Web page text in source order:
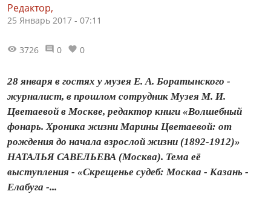
Редактор,
25 Январь 2017 - 07:11
3726 0 0
28 января в гостях у музея Е. А. Боратынского -
журналист, в прошлом сотрудник Музея М. И.
Цветаевой в Москве, редактор книги «Волшебный
фонарь. Хроника жизни Марины Цветаевой: от
рождения до начала взрослой жизни (1892-1912)»
НАТАЛЬЯ САВЕЛЬЕВА (Москва). Тема её
выступления - «Скрещенье судеб: Москва - Казань -
Елабуга -...